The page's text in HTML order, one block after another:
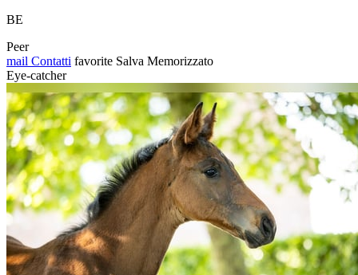
BE
Peer
mail Contatti favorite Salva Memorizzato
Eye-catcher